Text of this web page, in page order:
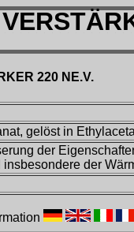
220 NE.V.
gelöst in
der
insbesondere der